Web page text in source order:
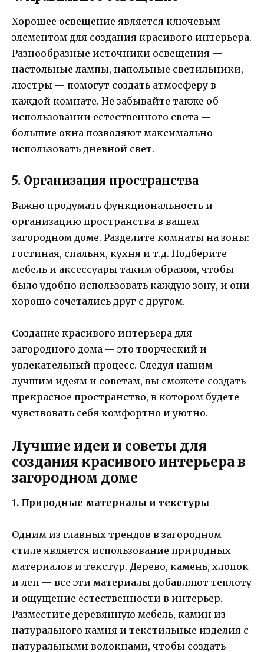
Хорошее освещение является ключевым
элементом для создания красивого интерьера.
Разнообразные источники освещения —
настольные лампы, напольные светильники,
люстры — помогут создать атмосферу в
каждой комнате. Не забывайте также об
использовании естественного света —
большие окна позволяют максимально
использовать дневной свет.
5. Организация пространства
Важно продумать функциональность и
организацию пространства в вашем
загородном доме. Разделите комнаты на зоны:
гостиная, спальня, кухня и т.д. Подберите
мебель и аксессуары таким образом, чтобы
было удобно использовать каждую зону, и они
хорошо сочетались друг с другом.
Создание красивого интерьера для
загородного дома — это творческий и
увлекательный процесс. Следуя нашим
лучшим идеям и советам, вы сможете создать
прекрасное пространство, в котором будете
чувствовать себя комфортно и уютно.
Лучшие идеи и советы для
создания красивого интерьера в
загородном доме
1. Природные материалы и текстуры
Одним из главных трендов в загородном
стиле является использование природных
материалов и текстур. Дерево, камень, хлопок
и лен — все эти материалы добавляют теплоту
и ощущение естественности в интерьер.
Разместите деревянную мебель, камин из
натурального камня и текстильные изделия с
натуральными волокнами, чтобы создать